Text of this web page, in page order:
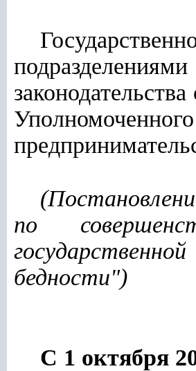
(
по
бедности")
С 1 октября